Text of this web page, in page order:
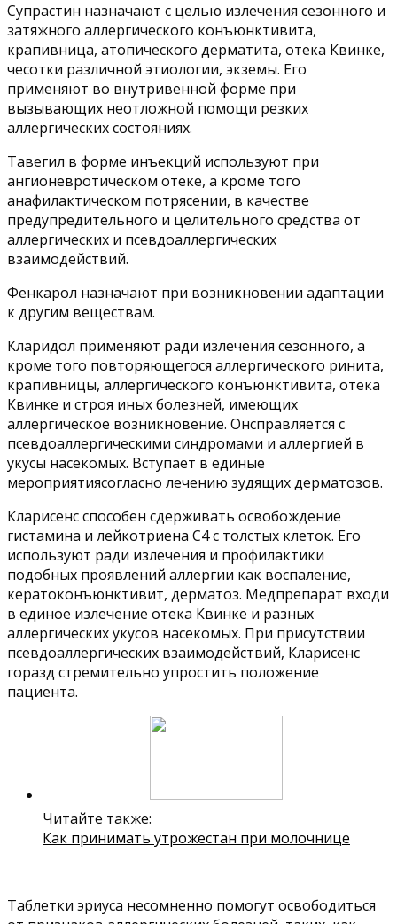
Супрастин назначают с целью излечения сезонного и
затяжного аллергического конъюнктивита,
крапивница, атопического дерматита, отека Квинке,
чесотки различной этиологии, экземы. Его
применяют во внутривенной форме при
вызывающих неотложной помощи резких
аллергических состояниях.
Тавегил в форме инъекций используют при
ангионевротическом отеке, а кроме того
анафилактическом потрясении, в качестве
предупредительного и целительного средства от
аллергических и псевдоаллергических
взаимодействий.
Фенкарол назначают при возникновении адаптации
к другим веществам.
Кларидол применяют ради излечения сезонного, а
кроме того повторяющегося аллергического ринита,
крапивницы, аллергического конъюнктивита, отека
Квинке и строя иных болезней, имеющих
аллергическое возникновение. Онсправляется с
псевдоаллергическими синдромами и аллергией в
укусы насекомых. Вступает в единые
мероприятиясогласно лечению зудящих дерматозов.
Кларисенс способен сдерживать освобождение
гистамина и лейкотриена С4 с толстых клеток. Его
используют ради излечения и профилактики
подобных проявлений аллергии как воспаление,
кератоконъюнктивит, дерматоз. Медпрепарат входи
в единое излечение отека Квинке и разных
аллергических укусов насекомых. При присутствии
псевдоаллергических взаимодействий, Кларисенс
горазд стремительно упростить положение
пациента.
Читайте также:
Как принимать утрожестан при молочнице
Таблетки эриуса несомненно помогут освободиться